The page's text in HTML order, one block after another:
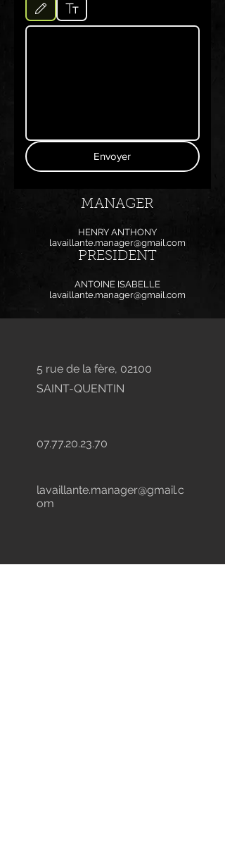
Le mode de dessin a été sélectionné. Le dessin nécessite
Envoyer
MANAGER
HENRY ANTHONY
lavaillante.manager@gmail.com
PRESIDENT
ANTOINE ISABELLE
lavaillante.manager@gmail.com
5 rue de la fère, 02100
SAINT-QUENTIN
07.77.20.23.70
lavaillante.manager@gmail.c
om